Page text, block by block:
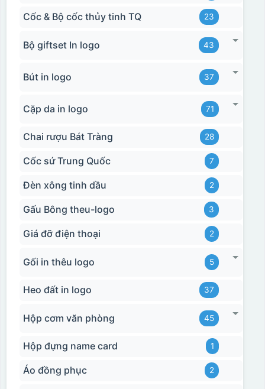
Cốc & Bộ cốc thủy tinh TQ 23
Bộ giftset In logo 43
Bút in logo 37
Cặp da in logo 71
Chai rượu Bát Tràng 28
Cốc sứ Trung Quốc 7
Đèn xông tinh dầu 2
Gấu Bông theu-logo 3
Giá đỡ điện thoại 2
Gối in thêu logo 5
Heo đất in logo 37
Hộp cơm văn phòng 45
Hộp đựng name card 1
Áo đồng phục 2